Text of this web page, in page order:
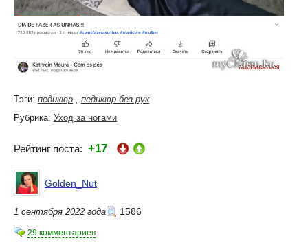
Тэги: педикюр , педикюр без рук
Рубрика: Уход за ногами
Рейтинг поста: +17
Golden_Nut
1 сентября 2022 года 1586
29 комментариев